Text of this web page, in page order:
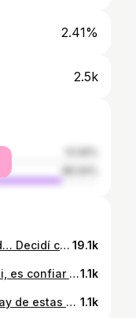
2.41%
2.5k
Acompáñenme en esta actividad… Decidí comenzar el año con buen pie y llevar un granito de arena y bendiciones a muchas personas. Gracias a todos los que ayudaron para que esta actividad se hiciera realidad. @vickydvg @imcorinag @arabelisguerra @claudiabelgrave @ciolyordonez #erestu #graciasdios #gracias #2023 #proposito #comida #ayuda #love #familia 19.1k
Lo mejor que puedes hacer por ti, es confiar en ti ✨ . . . #tbt #orange #women1.1k
Feliz semana 😊 Como todavía hay de estas fotos... Seguimos subiendo de estas 😂 . . . . #women #photo #venezuelan #blue #black 1.1k